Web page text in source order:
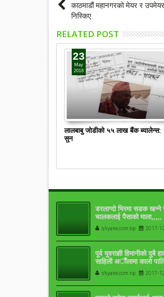
काठमाडौं महानगरको मेयर र
निस्किए.
RELATED POST
23
May
2018
लालबाबु जोडीको ५५ लाख बैंक ब्यालेन्स:
सुन
डरलाग्दो भिरमा सडक खन्ने
चालकलाई पैसाको माला,,,,,
shyane.com.np 2017-
पूर्व युवराज्ञी हिमानीकाे दुबै
साहिली अाैँलामा कालाे
shyane.com.np 2017-